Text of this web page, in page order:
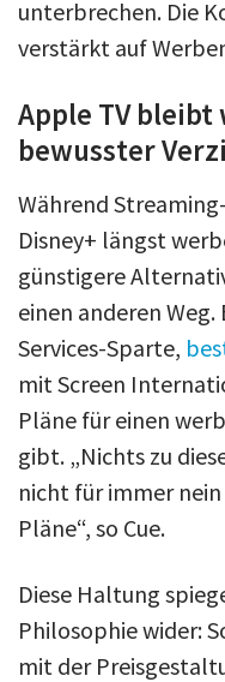
unterbrechen. Die
verstärkt auf
Apple TV
bewusster
Während
Disney+ längst
günstigere
einen anderen
Services-Sparte,
mit Screen
Pläne für einen
gibt. „Nichts zu
nicht für immer
Pläne“, so Cue.
Diese Haltung
Philosophie wider:
mit der